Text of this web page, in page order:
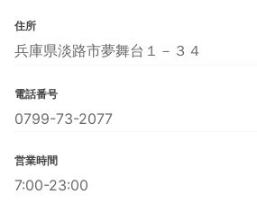
住所
兵庫県淡路市夢舞台１－３４
電話番号
0799-73-2077
営業時間
7:00-23:00